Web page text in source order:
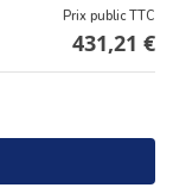
Prix public TTC
431,21 €